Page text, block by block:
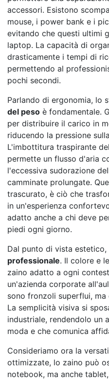
accessori. Esistono
mouse, i power bank e i
evitando che questi ultimi
laptop. La capacità di
drasticamente i tempi di
permettendo al
pochi secondi.
Parlando di ergonomia, lo
del peso è fondamentale.
per distribuire il carico in
riducendo la pressione
L'imbottitura traspirante
permette un flusso d'aria
l'eccessiva sudorazione
camminate prolungate.
trascurato, è ciò che
in un'esperienza
adatto anche a chi deve
piedi ogni giorno.
Dal punto di vista estetico,
professionale. Il colore e
zaino adatto a ogni
un'azienda corporate
sono fronzoli superflui, ma
La semplicità visiva si
industriale, rendendolo un
moda e che comunica
Consideriamo ora la
ottimizzate, lo zaino può
notebook, ma anche